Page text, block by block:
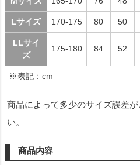
Lサイズ 170-175 80 50
LLサイ
ズ
175-180 84 52
※表記：cm
商品によって多少のサイズ誤差
い。
商品内容